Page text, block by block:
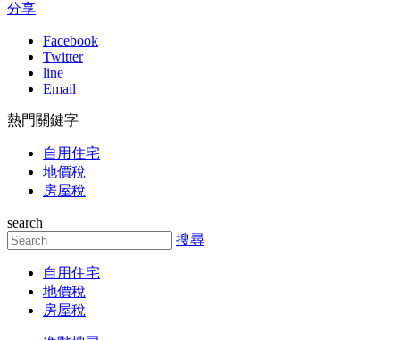
分享
Facebook
Twitter
line
Email
熱門關鍵字
自用住宅
地價稅
房屋稅
search
搜尋
自用住宅
地價稅
房屋稅